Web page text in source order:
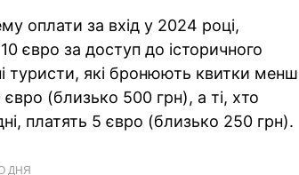
оплати за вхід у 2024 році,
10 євро за доступ до історичного
туристи, які бронюють квитки менш
євро (близько 500 грн), а ті, хто
платять 5 євро (близько 250 грн).
ДНЯ